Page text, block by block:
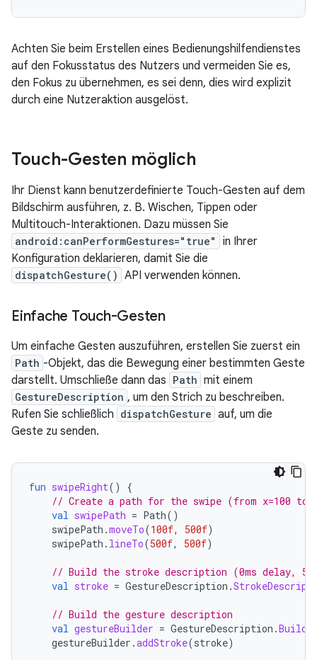
Achten Sie beim Erstellen eines Bedienungshilfendienstes
auf den Fokusstatus des Nutzers und vermeiden Sie es,
den Fokus zu übernehmen, es sei denn, dies wird explizit
durch eine Nutzeraktion ausgelöst.
Touch-Gesten möglich
Ihr Dienst kann benutzerdefinierte Touch-Gesten auf dem
Bildschirm ausführen, z. B. Wischen, Tippen oder
Multitouch-Interaktionen. Dazu müssen Sie
android:canPerformGestures="true"
in Ihrer
Konfiguration deklarieren, damit Sie die
dispatchGesture() API verwenden können.
Einfache Touch-Gesten
Um einfache Gesten auszuführen, erstellen Sie zuerst ein
Path -Objekt, das die Bewegung einer bestimmten Geste
darstellt. Umschließe dann das Path mit einem
GestureDescription , um den Strich zu beschreiben.
Rufen Sie schließlich dispatchGesture auf, um die
Geste zu senden.
fun swipeRight()
{
// Create a path for the swipe (from x=100 to
val swipePath = Path()
swipePath .moveTo(100f, 500f)
swipePath . lineTo(500f, 500f)
// Build the stroke description (0ms delay,
val stroke = GestureDescription .
// Build the gesture description
val gestureBuilder = GestureDescription .
gestureBuilder .addStroke(stroke)